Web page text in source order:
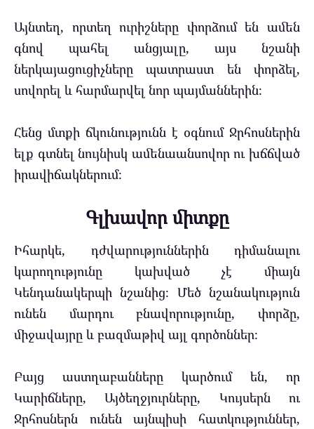
Այնտեղ, որտեղ ուրիշները փորձում են ամեն
գնով պահել անցյալը, այս նշանի
ներկայացուցիչները պատրաստ են փորձել,
սովորել և հարմարվել նոր պայմաններին։
Հենց մտքի ճկունությունն է օգնում Ջրհոսներին
ելք գտնել նույնիսկ ամենաանսովոր ու խճճված
իրավիճակներում։
Գլխավոր միտքը
Իհարկե, դժվարություններին դիմանալու
կարողությունը կախված չէ միայն
Կենդանակերպի նշանից։ Մեծ նշանակություն
ունեն մարդու բնավորությունը, փորձը,
միջավայրը և բազմաթիվ այլ գործոններ։
Բայց աստղաբանները կարծում են, որ
Կարիճները, Այծեղջյուրները, Կույսերն ու
Ջրհոսներն ունեն այնպիսի հատկություններ,